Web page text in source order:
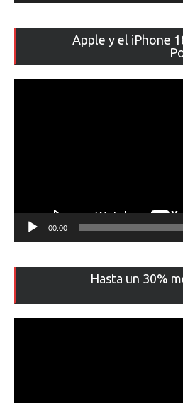
Apple y el iPhone
00:00
Hasta un 30%